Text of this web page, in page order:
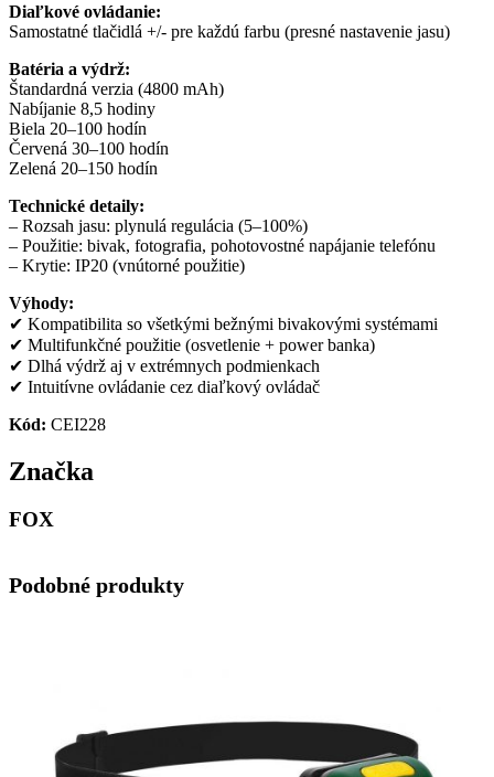
Diaľkové ovládanie:
Samostatné tlačidlá +/- pre každú farbu (presné nastavenie jasu)
Batéria a výdrž:
Štandardná verzia (4800 mAh)
Nabíjanie 8,5 hodiny
Biela 20–100 hodín
Červená 30–100 hodín
Zelená 20–150 hodín
Technické detaily:
– Rozsah jasu: plynulá regulácia (5–100%)
– Použitie: bivak, fotografia, pohotovostné napájanie telefónu
– Krytie: IP20 (vnútorné použitie)
Výhody:
✔ Kompatibilita so všetkými bežnými bivakovými systémami
✔ Multifunkčné použitie (osvetlenie + power banka)
✔ Dlhá výdrž aj v extrémnych podmienkach
✔ Intuitívne ovládanie cez diaľkový ovládač
Kód: CEI228
Značka
FOX
Podobné produkty